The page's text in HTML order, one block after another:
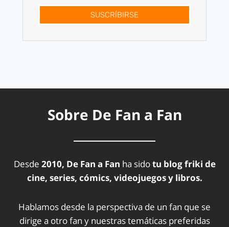
SUSCRÍBIRSE
Sobre De Fan a Fan
Desde 2010, De Fan a Fan ha sidotu blog friki de
cine, series, cómics, videojuegos y libros.
Hablamos desde la perspectiva de un fan que se
dirige a otro fan y nuestras temáticas preferidas